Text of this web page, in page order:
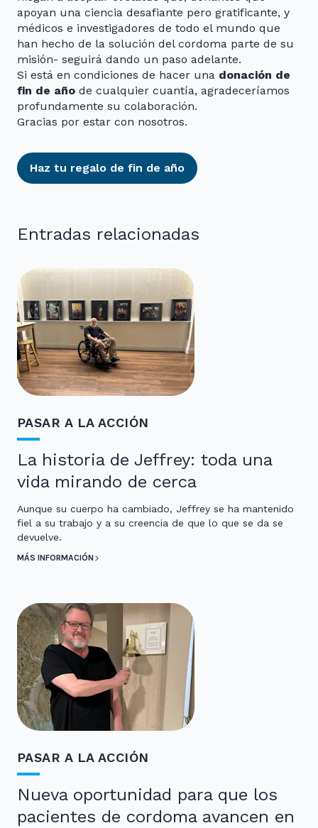
apoyan una ciencia desafiante pero gratificante, y
médicos e investigadores de todo el mundo que
han hecho de la solución del cordoma parte de su
misión- seguirá dando un paso adelante.
Si está en condiciones de hacer una donación de
fin de año de cualquier cuantía, agradeceríamos
profundamente su colaboración.
Gracias por estar con nosotros.
Haz tu regalo de fin de año
Entradas relacionadas
PASAR A LA ACCIÓN
La historia de Jeffrey: toda una
vida mirando de cerca
Aunque su cuerpo ha cambiado, Jeffrey se ha mantenido
fiel a su trabajo y a su creencia de que lo que se da se
devuelve.
MÁS INFORMACIÓN
PASAR A LA ACCIÓN
Nueva oportunidad para que los
pacientes de cordoma avancen en